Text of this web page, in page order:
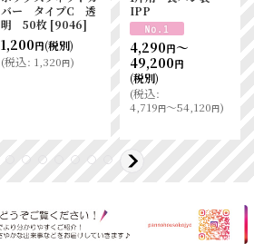
ラッター290 本体
蓋各20入 [5605]
1,890 円(税別)
IPP
810円 ～6,900
(税別)
(税込 :
891円～7,590